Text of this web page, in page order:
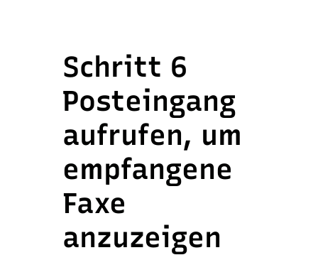
Schritt 6
Posteingang
aufrufen, um
empfangene
Faxe
anzuzeigen